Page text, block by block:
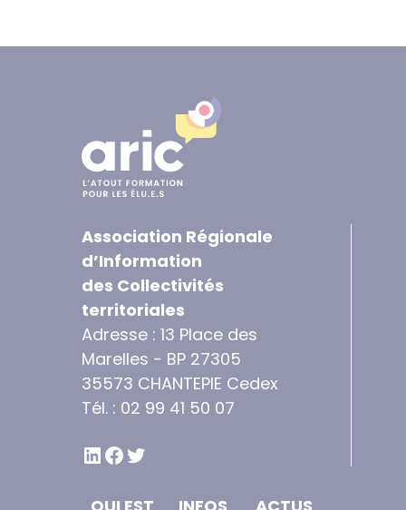
Association Régionale
d’Information
des Collectivités
territoriales
Adresse : 13 Place des
Marelles - BP 27305
35573 CHANTEPIE Cedex
Tél. : 02 99 41 50 07
LINKEDIN
FACEBOOK
TWITTER